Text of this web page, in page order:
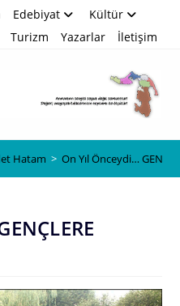
Edebiyat
Kültür
Turizm Yazarlar İletişim
Hatam > On Yıl Önceydi…